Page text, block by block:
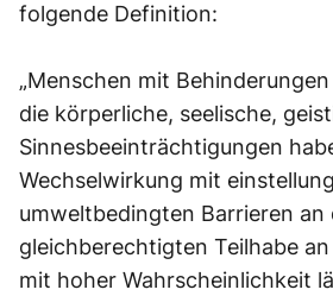
folgende Definition:
„Menschen mit
die körperliche, seelische,
Sinnesbeeinträchtigungen
Wechselwirkung mit
umweltbedingten Barrieren an
gleichberechtigten Teilhabe
mit hoher Wahrscheinlichkeit